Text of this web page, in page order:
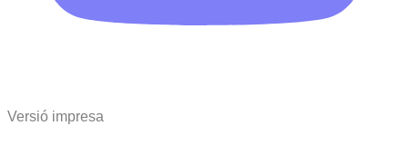
Versió impresa